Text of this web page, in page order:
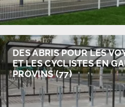
DES ABRIS POUR LES
ET LES CYCLISTES EN
PROVINS (77)